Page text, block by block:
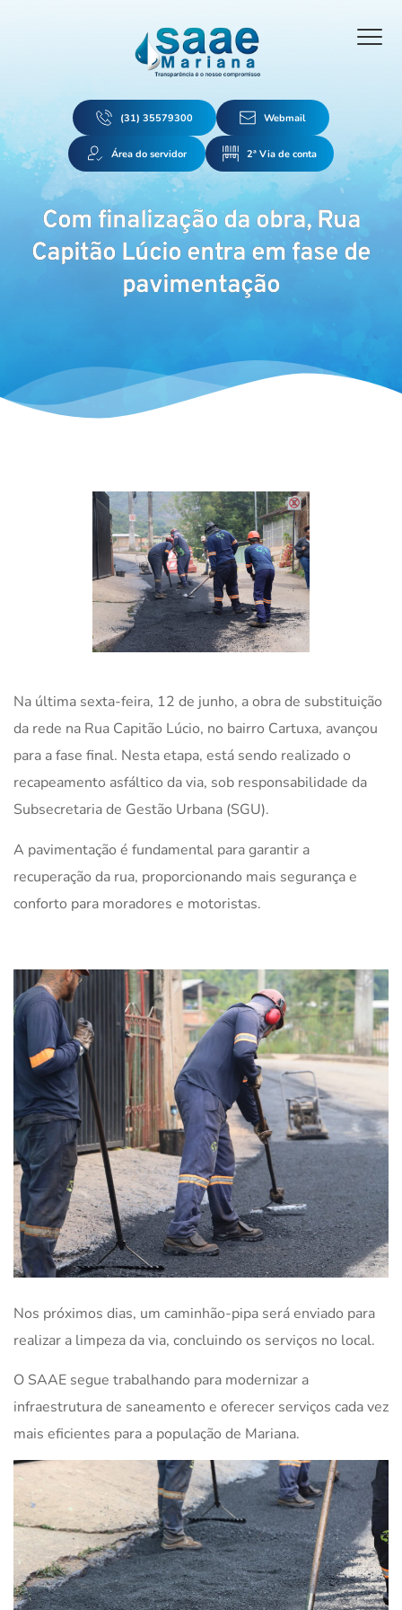
(31) 35579300 Webmail
Área do servidor 2ª Via de conta
Com finalização da obra, Rua
Capitão Lúcio entra em fase de
pavimentação
Na última sexta-feira, 12 de junho, a obra de substituição
da rede na Rua Capitão Lúcio, no bairro Cartuxa, avançou
para a fase final. Nesta etapa, está sendo realizado o
recapeamento asfáltico da via, sob responsabilidade da
Subsecretaria de Gestão Urbana (SGU).
A pavimentação é fundamental para garantir a
recuperação da rua, proporcionando mais segurança e
conforto para moradores e motoristas.
Nos próximos dias, um caminhão-pipa será enviado para
realizar a limpeza da via, concluindo os serviços no local.
O SAAE segue trabalhando para modernizar a
infraestrutura de saneamento e oferecer serviços cada vez
mais eficientes para a população de Mariana.